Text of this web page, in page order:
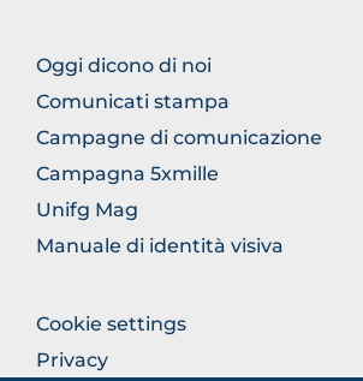
FOOTER
COMUNICAZIONE
Oggi dicono di noi
Comunicati stampa
Campagne di comunicazione
Campagna 5xmille
Unifg Mag
Manuale di identità visiva
FOOTER
COLONNA
DESTRA
Cookie settings
Privacy